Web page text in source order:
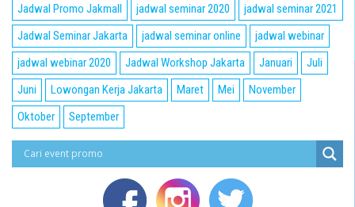
Jadwal Promo Jakmall
jadwal seminar 2020
jadwal seminar 2021
Jadwal Seminar Jakarta
jadwal seminar online
jadwal webinar
jadwal webinar 2020
Jadwal Workshop Jakarta Januari
Juli
Juni
Lowongan Kerja Jakarta Maret Mei
November
Oktober
September